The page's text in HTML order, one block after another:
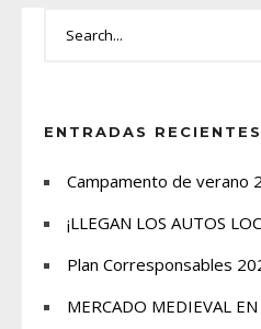
ENTRADAS RECIENTES
Campamento de verano
¡LLEGAN LOS AUTOS
Plan Corresponsables
MERCADO MEDIEVAL